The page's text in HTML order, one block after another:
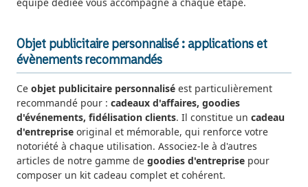
Objet publicitaire personnalisé : applications et
évènements recommandés
Ce objet publicitaire personnalisé est particulièrement
recommandé pour : cadeaux d'affaires, goodies
d'événements, fidélisation clients. Il constitue un cadeau
d'entreprise original et mémorable, qui renforce votre
notoriété à chaque utilisation. Associez-le à d'autres
articles de notre gamme de goodies d'entreprise pour
composer un kit cadeau complet et cohérent.